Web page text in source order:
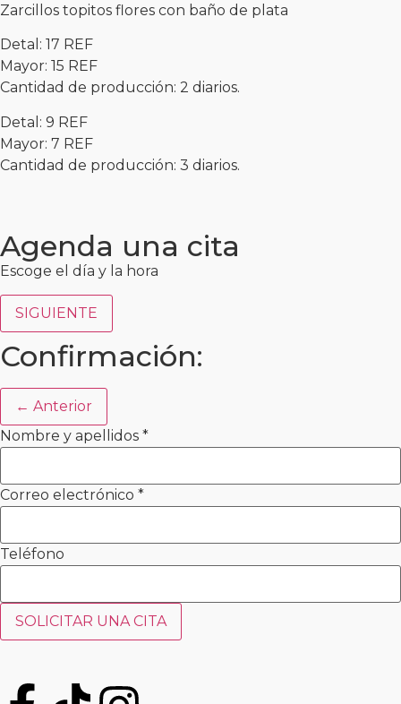
Zarcillos topitos flores con baño de plata
Detal: 17 REF
Mayor: 15 REF
Cantidad de producción: 2 diarios.
Detal: 9 REF
Mayor: 7 REF
Cantidad de producción: 3 diarios.
Agenda una cita
Escoge el día y la hora
SIGUIENTE
Confirmación:
← Anterior
Nombre y apellidos *
Correo electrónico *
Teléfono
SOLICITAR UNA CITA